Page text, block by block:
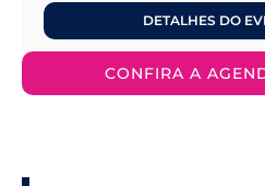
DETALHES DO
CONFIRA A